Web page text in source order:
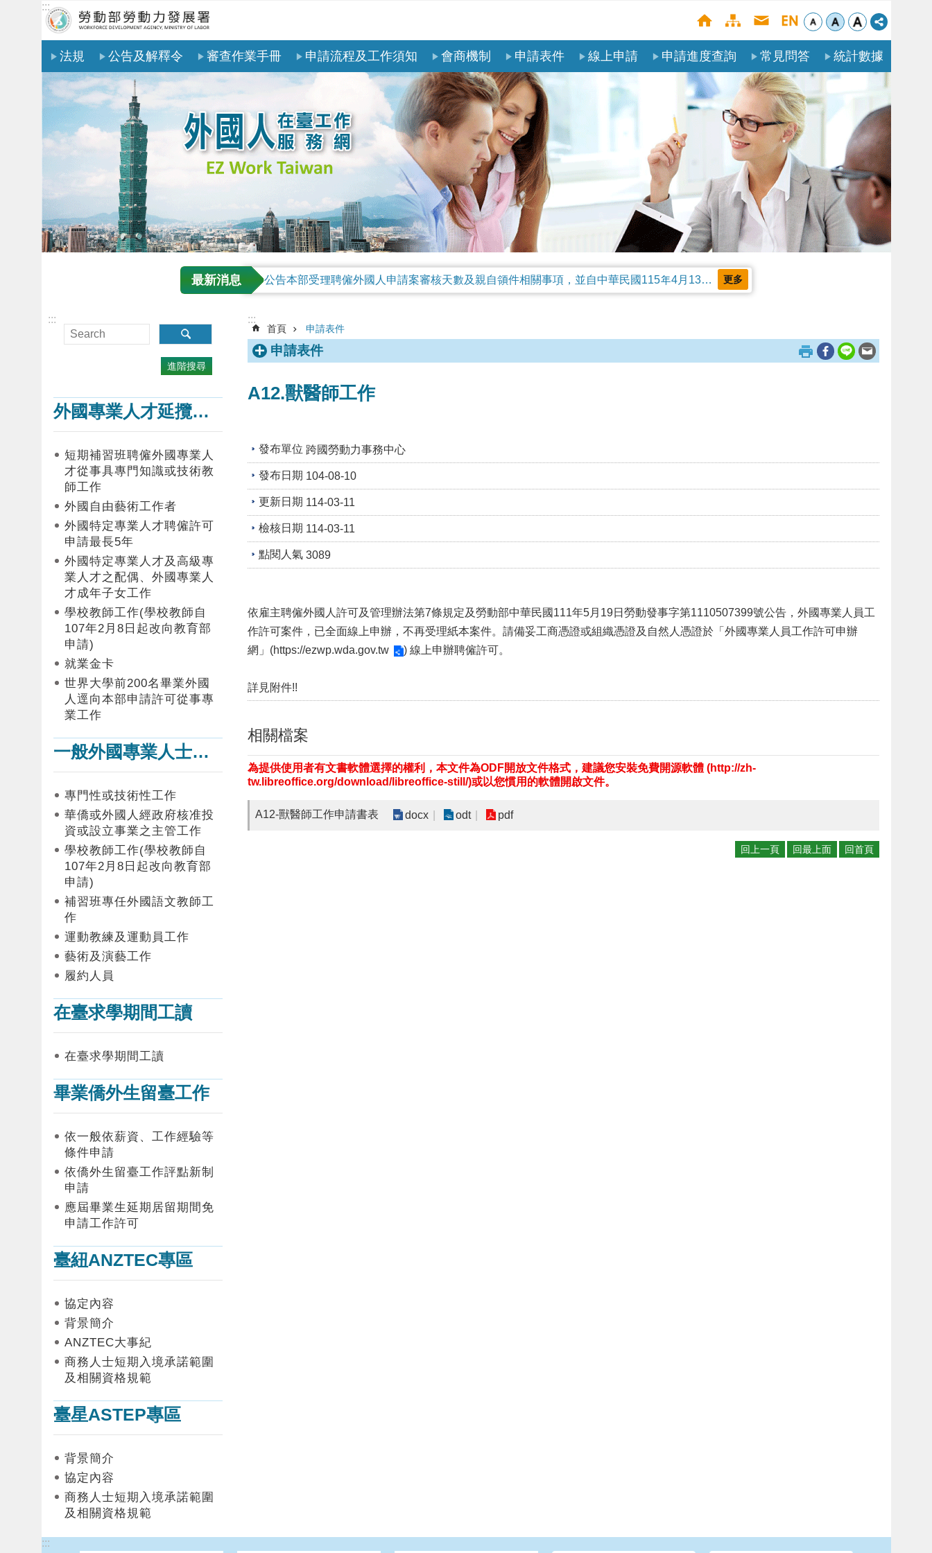
跳到主要內容區塊
:::
法規 公告及解釋令 審查作業手冊 申請流程及工作須知 會商機制 申請表件 線上申請 申請進度查詢 常見問答 統計數據
最新消息 公告本部受理聘僱外國人申請案審核天數及親自領件相關事項，並自中華民國115年4月13日生效。 更多
:::
進階搜尋
外國專業人才延攬及僱用
短期補習班聘僱外國專業人
才從事具專門知識或技術教
師工作
外國自由藝術工作者
外國特定專業人才聘僱許可
申請最長5年
外國特定專業人才及高級專
業人才之配偶、外國專業人
才成年子女工作
學校教師工作(學校教師自
107年2月8日起改向教育部
申請)
就業金卡
世界大學前200名畢業外國
人逕向本部申請許可從事專
業工作
一般外國專業人士在臺工作
專門性或技術性工作
華僑或外國人經政府核准投
資或設立事業之主管工作
學校教師工作(學校教師自
107年2月8日起改向教育部
申請)
補習班專任外國語文教師工
作
運動教練及運動員工作
藝術及演藝工作
履約人員
在臺求學期間工讀
在臺求學期間工讀
畢業僑外生留臺工作
依一般依薪資、工作經驗等
條件申請
依僑外生留臺工作評點新制
申請
應屆畢業生延期居留期間免
申請工作許可
臺紐ANZTEC專區
協定內容
背景簡介
ANZTEC大事紀
商務人士短期入境承諾範圍
及相關資格規範
臺星ASTEP專區
背景簡介
協定內容
商務人士短期入境承諾範圍
及相關資格規範
:::
首頁 申請表件
申請表件
A12.獸醫師工作
發布單位 跨國勞動力事務中心
發布日期 104-08-10
更新日期 114-03-11
檢核日期 114-03-11
點閱人氣 3089
依雇主聘僱外國人許可及管理辦法第7條規定及勞動部中華民國111年5月19日勞動發事字第1110507399號公告，外國專業人員工
作許可案件，已全面線上申辦，不再受理紙本案件。請備妥工商憑證或組織憑證及自然人憑證於「外國專業人員工作許可申辦
網」(https://ezwp.wda.gov.tw ) 線上申辦聘僱許可。
詳見附件!!
相關檔案
為提供使用者有文書軟體選擇的權利，本文件為ODF開放文件格式，建議您安裝免費開源軟體 (http://zh-
tw.libreoffice.org/download/libreoffice-still/)或以您慣用的軟體開啟文件。
A12-獸醫師工作申請書表 docx odt pdf
回上一頁 回最上面 回首頁
:::